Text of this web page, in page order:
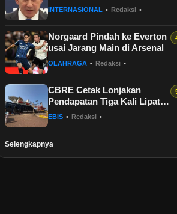
Restu AS
INTERNASIONAL • Redaksi •
Norgaard Pindah ke Everton
usai Jarang Main di Arsenal
OLAHRAGA • Redaksi •
CBRE Cetak Lonjakan
Pendapatan Tiga Kali Lipat,
Tapi Laba Masih Tertekan di
EBIS • Redaksi •
Selengkapnya